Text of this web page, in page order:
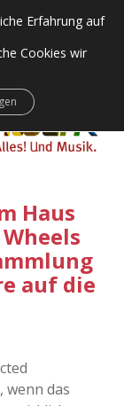
Haus
auf die
wenn das
Erfahrung auf
Cookies wir